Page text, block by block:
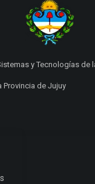
y Tecnologías de
Provincia de Jujuy